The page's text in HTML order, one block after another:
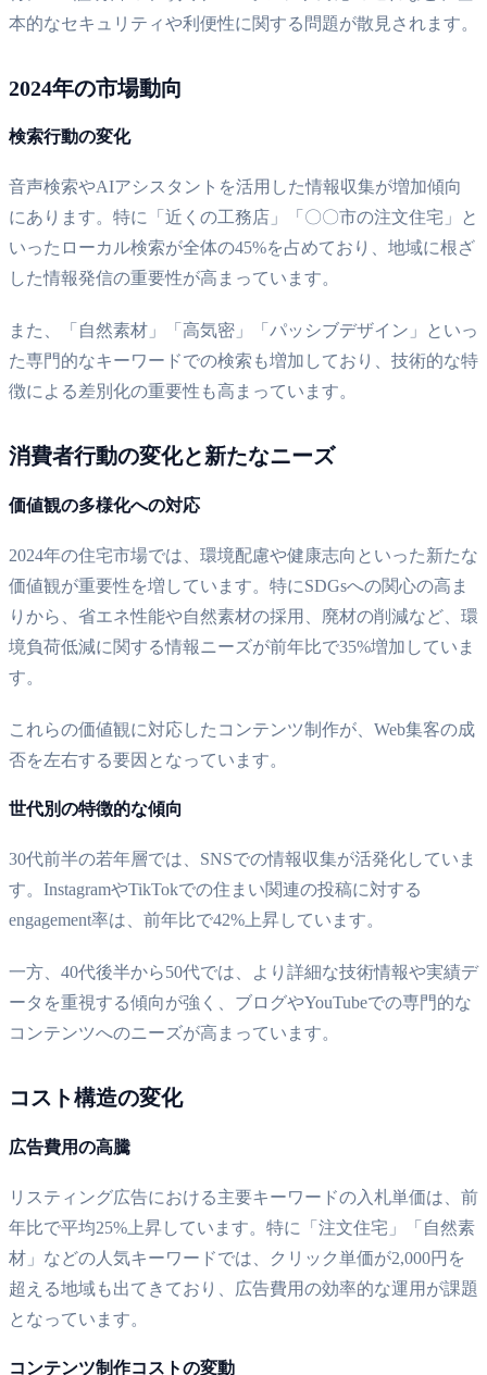
本的なセキュリティや利便性に関する問題が散見されます。
2024年の市場動向
検索行動の変化
音声検索やAIアシスタントを活用した情報収集が増加傾向
にあります。特に「近くの工務店」「〇〇市の注文住宅」と
いったローカル検索が全体の45%を占めており、地域に根ざ
した情報発信の重要性が高まっています。
また、「自然素材」「高気密」「パッシブデザイン」といっ
た専門的なキーワードでの検索も増加しており、技術的な特
徴による差別化の重要性も高まっています。
消費者行動の変化と新たなニーズ
価値観の多様化への対応
2024年の住宅市場では、環境配慮や健康志向といった新たな
価値観が重要性を増しています。特にSDGsへの関心の高ま
りから、省エネ性能や自然素材の採用、廃材の削減など、環
境負荷低減に関する情報ニーズが前年比で35%増加していま
す。
これらの価値観に対応したコンテンツ制作が、Web集客の成
否を左右する要因となっています。
世代別の特徴的な傾向
30代前半の若年層では、SNSでの情報収集が活発化していま
す。InstagramやTikTokでの住まい関連の投稿に対する
engagement率は、前年比で42%上昇しています。
一方、40代後半から50代では、より詳細な技術情報や実績デ
ータを重視する傾向が強く、ブログやYouTubeでの専門的な
コンテンツへのニーズが高まっています。
コスト構造の変化
広告費用の高騰
リスティング広告における主要キーワードの入札単価は、前
年比で平均25%上昇しています。特に「注文住宅」「自然素
材」などの人気キーワードでは、クリック単価が2,000円を
超える地域も出てきており、広告費用の効率的な運用が課題
となっています。
コンテンツ制作コストの変動